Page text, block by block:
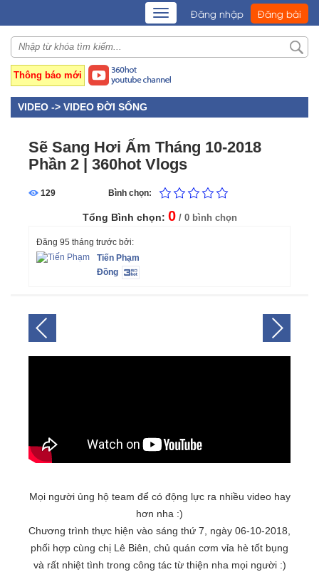
TOGGLE
NAVIGATION
Đăng nhập Đăng bài
Thông báo mới
VIDEO -> VIDEO ĐỜI SỐNG
Sẽ Sang Hơi Ấm Tháng 10-2018
Phần 2 | 360hot Vlogs
129 Bình chọn:
Tổng Bình chọn: 0 / 0 bình chọn
Đăng 95 tháng trước bởi:
Tiến Phạm
Đồng
Mọi người ủng hộ team để có động lực ra nhiều video hay
hơn nha :)
Chương trình thực hiện vào sáng thứ 7, ngày 06-10-2018,
phối hợp cùng chị Lê Biên, chủ quán cơm vỉa hè tốt bụng
và rất nhiệt tình trong công tác từ thiện nha mọi người :)